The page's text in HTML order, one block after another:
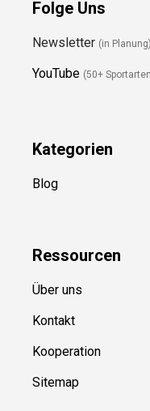
Folge Uns
Newsletter (in Planung)
YouTube (50+
Kategorien
Blog
Ressourcen
Über uns
Kontakt
Kooperation
Sitemap